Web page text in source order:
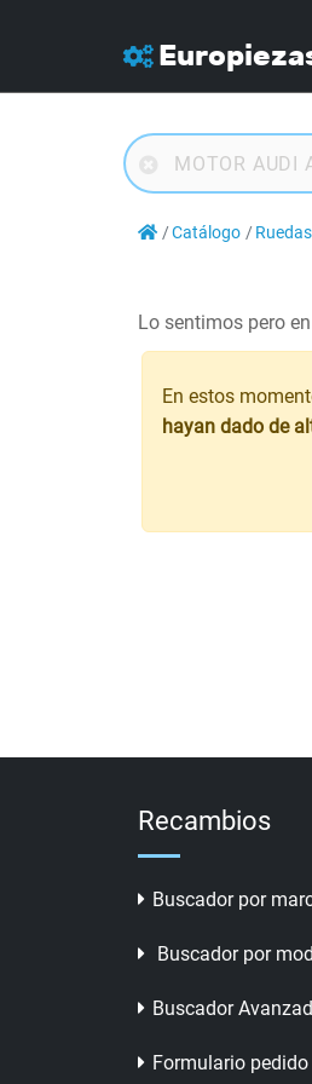
Catálogo
Lo sentimos pero
En estos
hayan dado de
Recambios
Buscador por
Buscador por
Buscador
Formulario pedido